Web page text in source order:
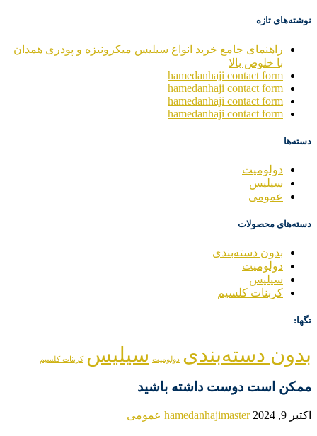
نوشته‌های تازه
راهنمای جامع خرید انواع سیلیس میکرونیزه و پودری همدان
با خلوص بالا
hamedanhaji contact form
hamedanhaji contact form
hamedanhaji contact form
hamedanhaji contact form
دسته‌ها
دولومیت
سیلیس
عمومی
دسته‌های محصولات
بدون دسته‌بندی
دولومیت
سیلیس
کربنات کلسیم
تگها:
بدون دسته‌بندی دولومیت سیلیس کربنات کلسیم
ممکن است دوست داشته باشید
اکتبر 9, 2024 hamedanhajimaster عمومی